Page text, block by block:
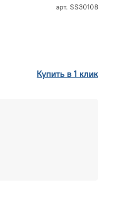
арт. SS30108
Купить в 1 клик